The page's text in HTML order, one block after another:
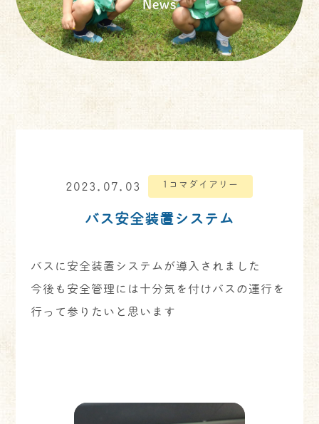
News
2023.07.03 1コマダイアリー
バス安全装置システム
バスに安全装置システムが導入されました
今後も安全管理には十分気を付けバスの運行を
行って参りたいと思います